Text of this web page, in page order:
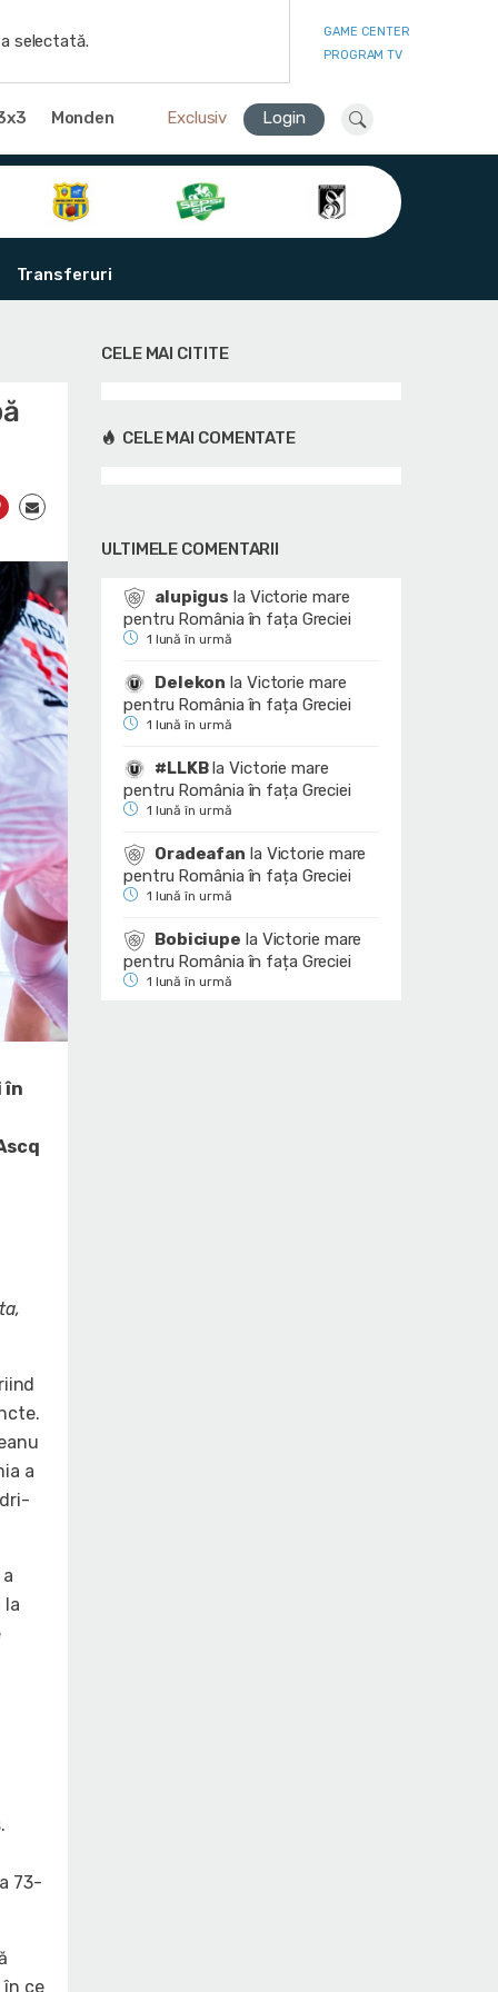
selectată.
GAME CENTER
PROGRAM TV
Monden Exclusiv Login
Transferuri
în
a
la
73-
în ce
CELE MAI CITITE
CELE MAI COMENTATE
ULTIMELE COMENTARII
alupigus la Victorie mare
pentru România în fața Greciei
1 lună în urmă
Delekon la Victorie mare
pentru România în fața Greciei
1 lună în urmă
#LLKBlaVictorie mare
pentru România în fața Greciei
1 lună în urmă
Oradeafan la Victorie mare
pentru România în fața Greciei
1 lună în urmă
Bobiciupe la Victorie mare
pentru România în fața Greciei
1 lună în urmă